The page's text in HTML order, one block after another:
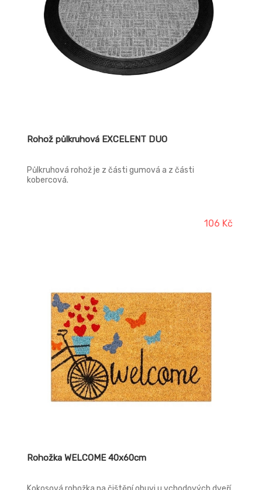
Rohož půlkruhová EXCELENT DUO
Půlkruhová rohož je z části gumová a z části
kobercová.
106 Kč
Rohožka WELCOME 40x60cm